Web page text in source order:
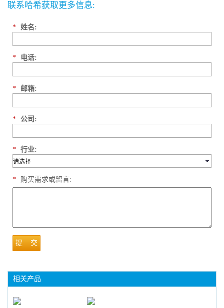
联系哈希获取更多信息:
* 姓名:
* 电话:
* 邮箱:
* 公司:
* 行业:
* 购买需求或留言:
提 交
相关产品